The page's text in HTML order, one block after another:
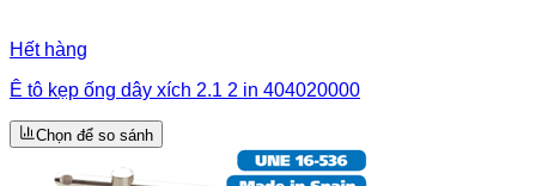
Hết hàng
Ê tô kẹp ống dây xích 2.1 2 in 404020000
Chọn để so sánh